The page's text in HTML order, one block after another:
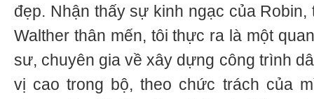
đẹp. Nhận thấy sự kinh ngạc của
Walther thân mến, tôi thực ra là một
sư, chuyên gia về xây dựng công trình
vị cao trong bộ, theo chức trách của